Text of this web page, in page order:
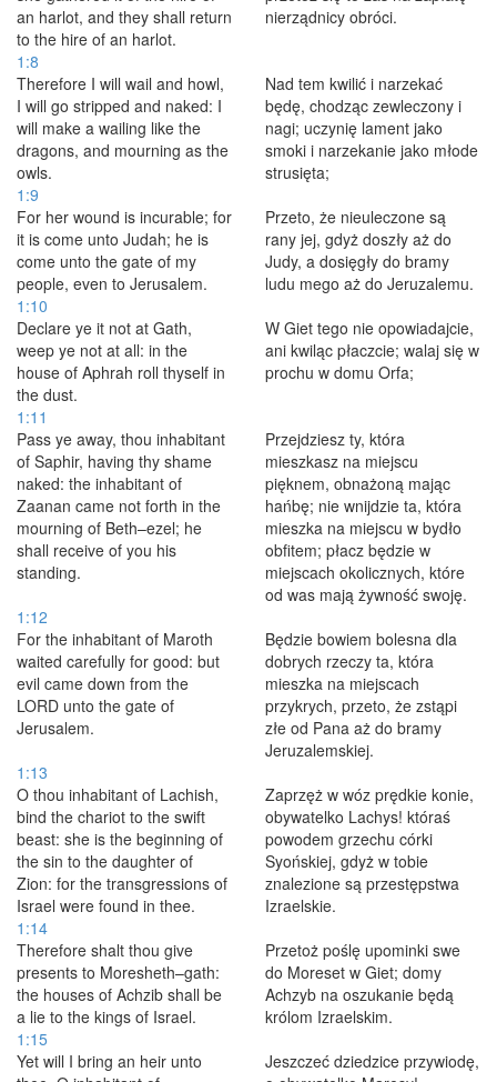
an harlot, and they shall return
to the hire of an harlot.
nierządnicy obróci.
1:8
Therefore I will wail and howl,
I will go stripped and naked: I
will make a wailing like the
dragons, and mourning as the
owls.
Nad tem kwilić i narzekać
będę, chodząc zewleczony i
nagi; uczynię lament jako
smoki i narzekanie jako młode
strusięta;
1:9
For her wound is incurable; for
it is come unto Judah; he is
come unto the gate of my
people, even to Jerusalem.
Przeto, że nieuleczone są
rany jej, gdyż doszły aż do
Judy, a dosięgły do bramy
ludu mego aż do Jeruzalemu.
1:10
Declare ye it not at Gath,
weep ye not at all: in the
house of Aphrah roll thyself in
the dust.
W Giet tego nie opowiadajcie,
ani kwiląc płaczcie; walaj się w
prochu w domu Orfa;
1:11
Pass ye away, thou inhabitant
of Saphir, having thy shame
naked: the inhabitant of
Zaanan came not forth in the
mourning of Beth–ezel; he
shall receive of you his
standing.
Przejdziesz ty, która
mieszkasz na miejscu
pięknem, obnażoną mając
hańbę; nie wnijdzie ta, która
mieszka na miejscu w bydło
obfitem; płacz będzie w
miejscach okolicznych, które
od was mają żywność swoję.
1:12
For the inhabitant of Maroth
waited carefully for good: but
evil came down from the
LORD unto the gate of
Jerusalem.
Będzie bowiem bolesna dla
dobrych rzeczy ta, która
mieszka na miejscach
przykrych, przeto, że zstąpi
złe od Pana aż do bramy
Jeruzalemskiej.
1:13
O thou inhabitant of Lachish,
bind the chariot to the swift
beast: she is the beginning of
the sin to the daughter of
Zion: for the transgressions of
Israel were found in thee.
Zaprzęż w wóz prędkie konie,
obywatelko Lachys! któraś
powodem grzechu córki
Syońskiej, gdyż w tobie
znalezione są przestępstwa
Izraelskie.
1:14
Therefore shalt thou give
presents to Moresheth–gath:
the houses of Achzib shall be
a lie to the kings of Israel.
Przetoż poślę upominki swe
do Moreset w Giet; domy
Achzyb na oszukanie będą
królom Izraelskim.
1:15
Yet will I bring an heir unto
Jeszczeć dziedzice przywiodę,